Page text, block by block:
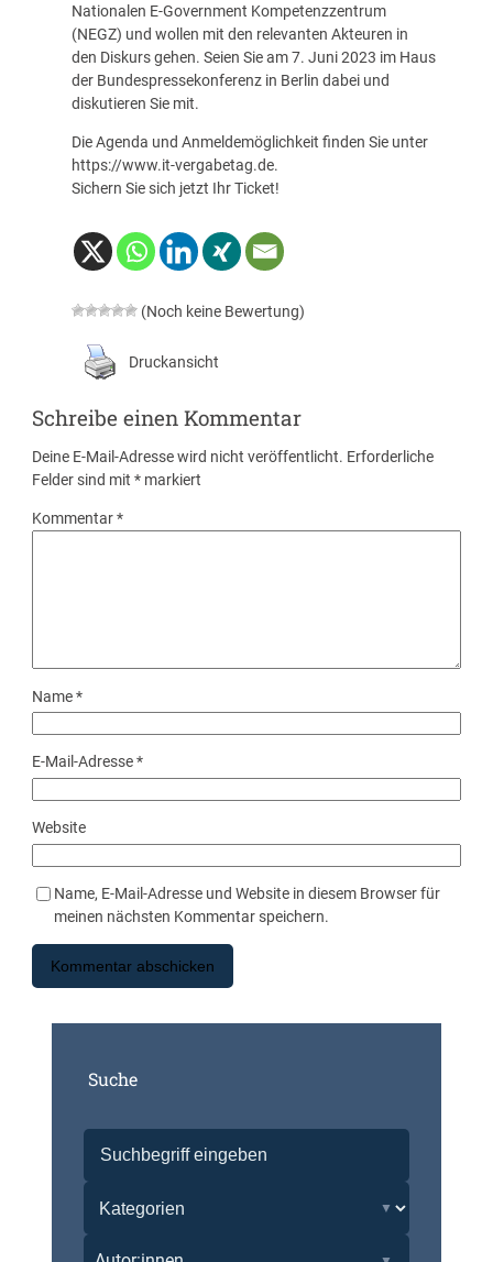
Nationalen E-Government Kompetenzzentrum
(NEGZ) und wollen mit den relevanten Akteuren in
den Diskurs gehen. Seien Sie am 7. Juni 2023 im Haus
der Bundespressekonferenz in Berlin dabei und
diskutieren Sie mit.
Die Agenda und Anmeldemöglichkeit finden Sie unter
https://www.it-vergabetag.de.
Sichern Sie sich jetzt Ihr Ticket!
(Noch keine Bewertung)
Druckansicht
Schreibe einen Kommentar
Deine E-Mail-Adresse wird nicht veröffentlicht. Erforderliche
Felder sind mit* markiert
Kommentar*
Name*
E-Mail-Adresse*
Website
Name, E-Mail-Adresse und Website in diesem Browser für
meinen nächsten Kommentar speichern.
Suche